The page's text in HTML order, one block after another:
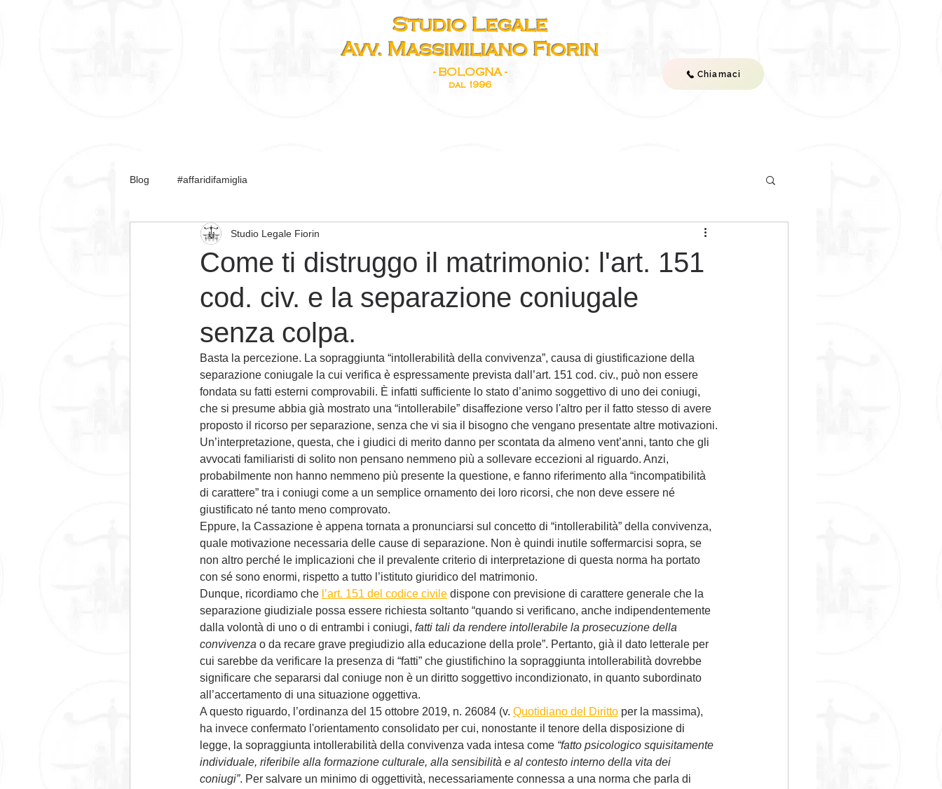
Studio Legale
Avv. Massimiliano Fiorin
- BOLOGNA -
dal 1996
Chiamaci
Blog #affaridifamiglia
Come ti distruggo il matrimonio: l'art. 151
cod. civ. e la separazione coniugale
senza colpa.
Studio Legale Fiorin
Basta la percezione. La sopraggiunta “intollerabilità della convivenza”, causa di giustificazione della
separazione coniugale la cui verifica è espressamente prevista dall’art. 151 cod. civ., può non essere
fondata su fatti esterni comprovabili. È infatti sufficiente lo stato d’animo soggettivo di uno dei coniugi,
che si presume abbia già mostrato una “intollerabile” disaffezione verso l'altro per il fatto stesso di avere
proposto il ricorso per separazione, senza che vi sia il bisogno che vengano presentate altre motivazioni.
Un’interpretazione, questa, che i giudici di merito danno per scontata da almeno vent’anni, tanto che gli
avvocati familiaristi di solito non pensano nemmeno più a sollevare eccezioni al riguardo. Anzi,
probabilmente non hanno nemmeno più presente la questione, e fanno riferimento alla “incompatibilità
di carattere” tra i coniugi come a un semplice ornamento dei loro ricorsi, che non deve essere né
giustificato né tanto meno comprovato.
Eppure, la Cassazione è appena tornata a pronunciarsi sul concetto di “intollerabilità” della convivenza,
quale motivazione necessaria delle cause di separazione. Non è quindi inutile soffermarcisi sopra, se
non altro perché le implicazioni che il prevalente criterio di interpretazione di questa norma ha portato
con sé sono enormi, rispetto a tutto l’istituto giuridico del matrimonio.
Dunque, ricordiamo che l’art. 151 del codice civile dispone con previsione di carattere generale che la
separazione giudiziale possa essere richiesta soltanto “quando si verificano, anche indipendentemente
dalla volontà di uno o di entrambi i coniugi, fatti tali da rendere intollerabile la prosecuzione della
convivenza o da recare grave pregiudizio alla educazione della prole”. Pertanto, già il dato letterale per
cui sarebbe da verificare la presenza di “fatti” che giustifichino la sopraggiunta intollerabilità dovrebbe
significare che separarsi dal coniuge non è un diritto soggettivo incondizionato, in quanto subordinato
all’accertamento di una situazione oggettiva.
A questo riguardo, l’ordinanza del 15 ottobre 2019, n. 26084 (v. Quotidiano del Diritto per la massima),
ha invece confermato l'orientamento consolidato per cui, nonostante il tenore della disposizione di
legge, la sopraggiunta intollerabilità della convivenza vada intesa come “fatto psicologico squisitamente
individuale, riferibile alla formazione culturale, alla sensibilità e al contesto interno della vita dei
coniugi”. Per salvare un minimo di oggettività, necessariamente connessa a una norma che parla di